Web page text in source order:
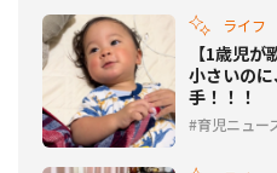
ライフ
【1歳児
小さいの
手！！！
育児ニュー